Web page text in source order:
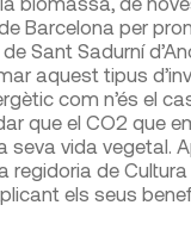
Barcelona per
Sant Sadurní
aquest tipus
com n’és el
que el CO2 que
seva vida vegetal.
regidoria de
els seus